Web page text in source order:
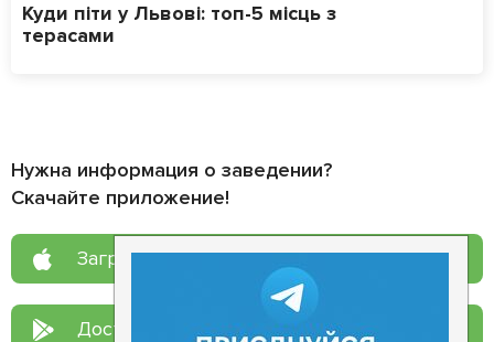
Куди піти у Львові: топ-5 місць з
терасами
Нужна информация о заведении?
Скачайте приложение!
Загрузите в App Store
Доступно в Google Play